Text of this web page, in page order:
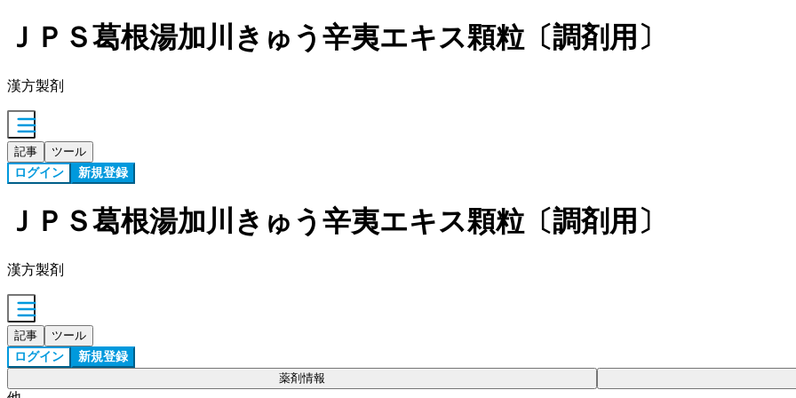
ＪＰＳ葛根湯加川きゅう辛夷エキス顆粒〔調剤用〕
漢方製剤
記事 ツール
ログイン 新規登録
ＪＰＳ葛根湯加川きゅう辛夷エキス顆粒〔調剤用〕
漢方製剤
記事 ツール
ログイン 新規登録
薬剤情報